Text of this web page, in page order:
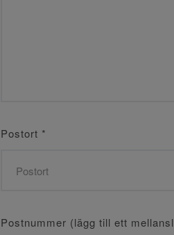
Postort *
Postnummer (lägg till ett